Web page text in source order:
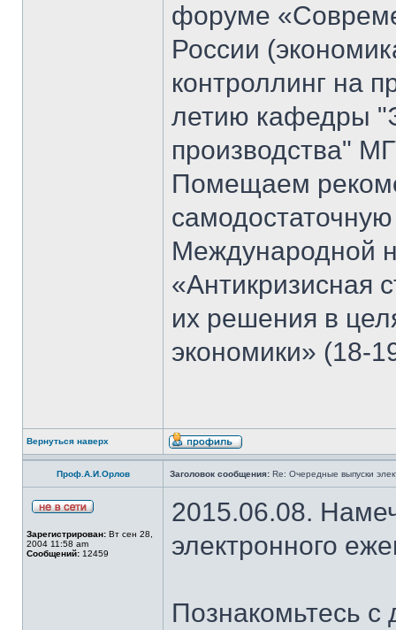
форуме
России
контроллинг на
летию кафедры
производства"
Помещаем
Международной
«Антикризисная
их решения в
экономики» (18-
Вернуться наверх
Проф.А.И.Орлов Заголовок сообщения: Re: Очередные выпуски
Зарегистрирован: Вт сен 28,
2004 11:58 am
Сообщений: 12459
2015.06.08.
электронного
Познакомьтесь